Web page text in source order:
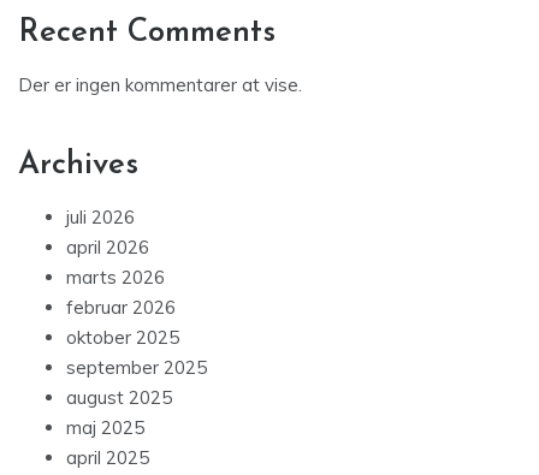
Recent Comments
Der er ingen kommentarer at vise.
Archives
juli 2026
april 2026
marts 2026
februar 2026
oktober 2025
september 2025
august 2025
maj 2025
april 2025